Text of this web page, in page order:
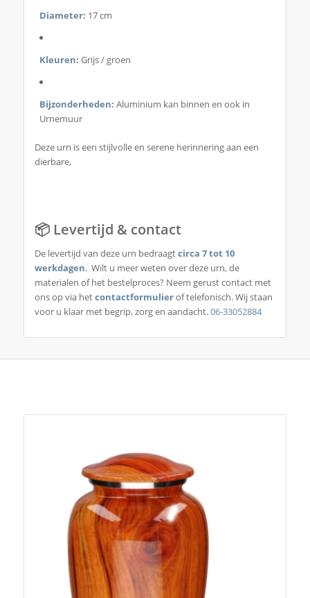
Diameter: 17 cm
Kleuren: Grijs / groen
Bijzonderheden: Aluminium kan binnen en ook in
Urnemuur
Deze urn is een stijlvolle en serene herinnering aan een
dierbare,
📦 Levertijd & contact
De levertijd van deze urn bedraagtcirca 7 tot 10
werkdagen. Wilt u meer weten over deze urn, de
materialen of het bestelproces? Neem gerust contact met
ons op via hetcontactformulierof telefonisch. Wij staan
voor u klaar met begrip, zorg en aandacht.06-33052884